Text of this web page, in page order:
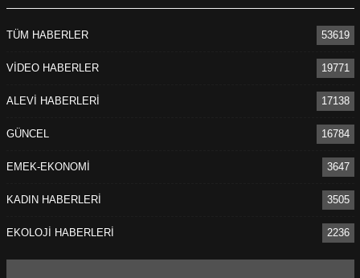
TÜM HABERLER 53619
VİDEO HABERLER 19771
ALEVİ HABERLERİ 17138
GÜNCEL 16784
EMEK-EKONOMİ 3647
KADIN HABERLERİ 3505
EKOLOJİ HABERLERİ 2236